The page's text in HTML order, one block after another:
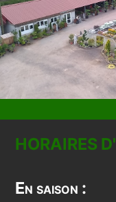
HORAIRES
En saison :